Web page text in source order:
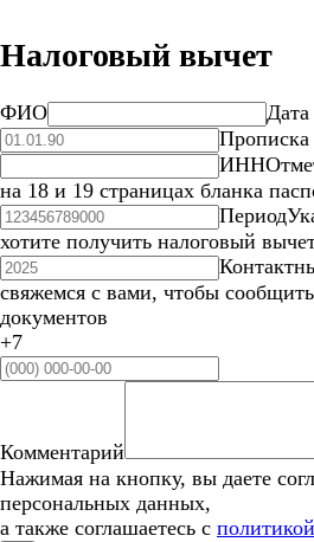
Налоговый вычет
ФИО
Прописка
ИНН
на 18 и 19 страницах бланка
Период
хотите получить налоговый
свяжемся с вами, чтобы
документов
+7
Комментарий
Нажимая на кнопку, вы даете
персональных данных,
а также соглашаетесь с